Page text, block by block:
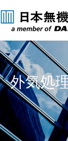
外気処